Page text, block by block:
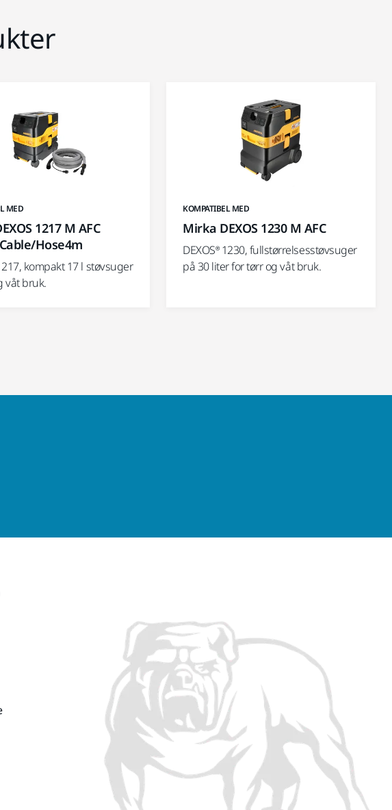
MED
1217 M AFC
Hose4m
kompakt 17 l støvsuger
våt bruk.
KOMPATIBEL MED
Mirka DEXOS 1230 M AFC
DEXOS® 1230, fullstørrelsesstøvsuger
på 30 liter for tørr og våt bruk.